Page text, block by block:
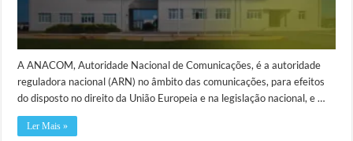
A ANACOM, Autoridade Nacional de Comunicações, é a autoridade
reguladora nacional (ARN) no âmbito das comunicações, para efeitos
do disposto no direito da União Europeia e na legislação nacional, e …
Ler Mais »